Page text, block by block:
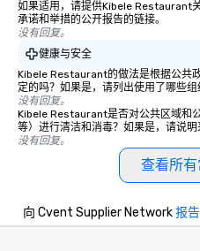
如果适用，请提供Kibele Restaurant
承诺和举措的公开报告的链接。
没有回复。
健康与安全
Kibele Restaurant的做法是根据公共
定的吗？如果是，请列出使用了哪些组
没有回复。
Kibele Restaurant是否对公共区域和
等）进行清洁和消毒？如果是，请说明
没有回复。
查看所
向 Cvent Supplier Network报告